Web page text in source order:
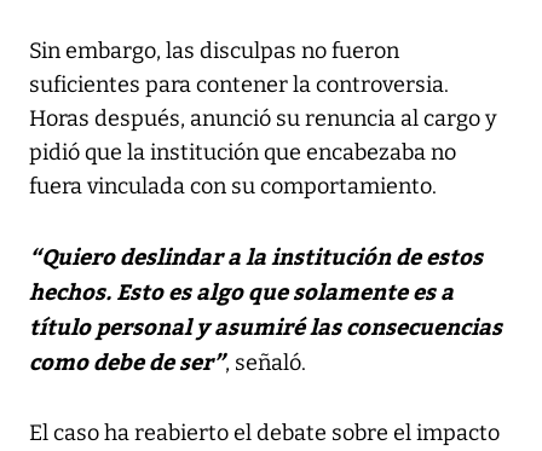
Sin embargo, las disculpas no fueron
suficientes para contener la controversia.
Horas después, anunció su renuncia al cargo y
pidió que la institución que encabezaba no
fuera vinculada con su comportamiento.
“Quiero deslindar a la institución de estos
hechos. Esto es algo que solamente es a
título personal y asumiré las consecuencias
como debe de ser”, señaló.
El caso ha reabierto el debate sobre el impacto